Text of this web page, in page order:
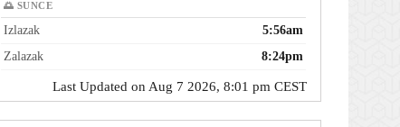
🌅 SUNCE
Izlazak
5:56am
Zalazak
8:24pm
Last Updated on Aug 7 2026, 8:01 pm CEST